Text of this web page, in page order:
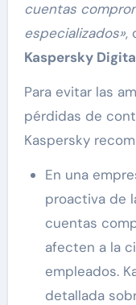
cuentas
especializados»,
Kaspersky
Para evitar las
pérdidas de
Kaspersky
En una
proactiva de
cuentas
afecten a la
empleados.
detallada